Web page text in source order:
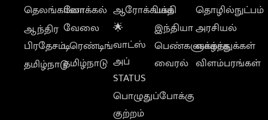
தெலங்கானா
ஆந்திர
பிரதேசம்
தமிழ்நாடு
லோக்கல்
வேலை
டிரெண்டிங்
தமிழ்நாடு
ஆரோக்கியம்
🌟
வாட்ஸ்
அப்
STATUS
பொழுதுப்போக்கு
குற்றம்
பக்தி
இந்தியா
பெண்களுக்காக
வைரல்
தொழில்நுட்பம்
அரசியல்
வாழ்த்துக்கள்
விளம்பரங்கள்